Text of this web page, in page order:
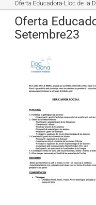
Oferta Educadora-Lloc de la
Oferta
Setembre23